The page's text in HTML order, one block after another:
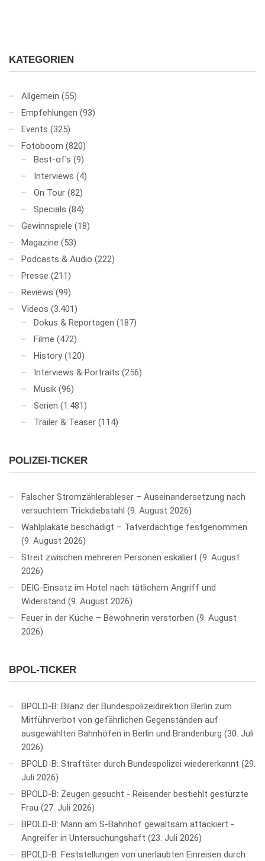
KATEGORIEN
Allgemein (55)
Empfehlungen (93)
Events (325)
Fotoboom (820)
Best-of's (9)
Interviews (4)
On Tour (82)
Specials (84)
Gewinnspiele (18)
Magazine (53)
Podcasts & Audio (222)
Presse (211)
Reviews (99)
Videos (3.401)
Dokus & Reportagen (187)
Filme (472)
History (120)
Interviews & Portraits (256)
Musik (96)
Serien (1.481)
Trailer & Teaser (114)
POLIZEI-TICKER
Falscher Stromzählerableser – Auseinandersetzung nach
versuchtem Trickdiebstahl 9. August 2026
Wahlplakate beschädigt – Tatverdächtige festgenommen
9. August 2026
Streit zwischen mehreren Personen eskaliert 9. August
2026
DEIG-Einsatz im Hotel nach tätlichem Angriff und
Widerstand 9. August 2026
Feuer in der Küche – Bewohnerin verstorben 9. August
2026
BPOL-TICKER
BPOLD-B: Bilanz der Bundespolizeidirektion Berlin zum
Mitführverbot von gefährlichen Gegenständen auf
ausgewählten Bahnhöfen in Berlin und Brandenburg 30. Juli
2026
BPOLD-B: Straftäter durch Bundespolizei wiedererkannt
29.
Juli 2026
BPOLD-B: Zeugen gesucht - Reisender bestiehlt gestürzte
Frau
27. Juli 2026
BPOLD-B: Mann am S-Bahnhof gewaltsam attackiert -
Angreifer in Untersuchungshaft
23. Juli 2026
BPOLD-B: Feststellungen von unerlaubten Einreisen durch